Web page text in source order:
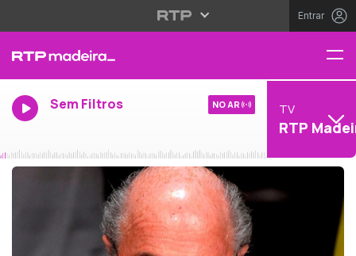
Entrar
Sem Filtros NO AR TV
RTP